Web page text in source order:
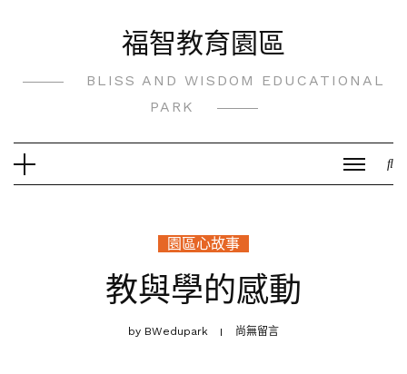
福智教育園區
BLISS AND WISDOM EDUCATIONAL
PARK
園區心故事
教與學的感動
by BWedupark 尚無留言